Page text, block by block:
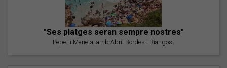
"Ses platges seran sempre nostres"
Pepet i Marieta, amb Abril Bordes i Riangost